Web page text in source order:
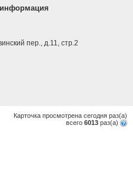
информация
пер., д.11, стр.2
Карточка просмотрена сегодня раз(a)
всего 6013 раз(a)